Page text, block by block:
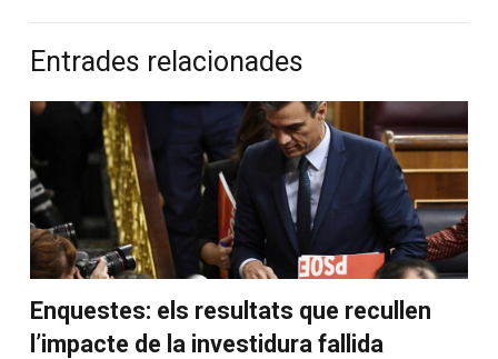
Entrades relacionades
Enquestes: els resultats que recullen
l’impacte de la investidura fallida